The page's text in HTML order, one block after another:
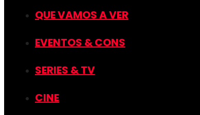
QUE VAMOS A VER
EVENTOS & CONS
SERIES & TV
CINE